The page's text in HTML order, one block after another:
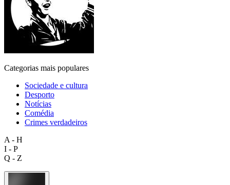
Categorias mais populares
Sociedade e cultura
Desporto
Notícias
Comédia
Crimes verdadeiros
A - H
I - P
Q - Z